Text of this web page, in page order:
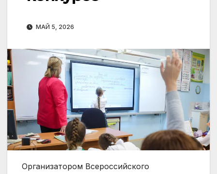
МАЙ 5, 2026
Организатором Всероссийского